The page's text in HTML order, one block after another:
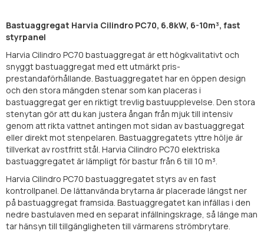
Bastuaggregat Harvia Cilindro PC70, 6.8kW, 6-10m³, fast
styrpanel
Harvia Cilindro PC70 bastuaggregat är ett högkvalitativt och
snyggt bastuaggregat med ett utmärkt pris-
prestandaförhållande. Bastuaggregatet har en öppen design
och den stora mängden stenar som kan placeras i
bastuaggregat ger en riktigt trevlig bastuupplevelse. Den stora
stenytan gör att du kan justera ångan från mjuk till intensiv
genom att rikta vattnet antingen mot sidan av bastuaggregat
eller direkt mot stenpelaren. Bastuaggregatets yttre hölje är
tillverkat av rostfritt stål. Harvia Cilindro PC70 elektriska
bastuaggregatet är lämpligt för bastur från 6 till 10 m³.
Harvia Cilindro PC70 bastuaggregatet styrs av en fast
kontrollpanel. De lättanvända brytarna är placerade längst ner
på bastuaggregat framsida. Bastuaggregatet kan infällas i den
nedre bastulaven med en separat infällningskrage, så länge man
tar hänsyn till tillgängligheten till värmarens strömbrytare.